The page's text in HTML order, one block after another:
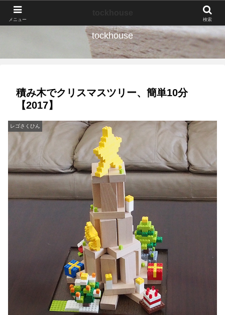
tockhouse
積み木でクリスマスツリー、簡単10分
【2017】
レゴさくひん
メニュー 検索